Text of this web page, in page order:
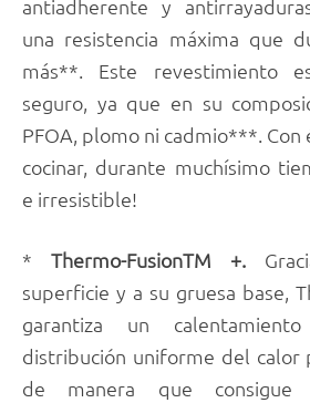
antiadherente y
una resistencia máxima que
más**. Este revestimiento
seguro, ya que en su
PFOA, plomo ni cadmio***. Con
cocinar, durante muchísimo
e irresistible!
* Thermo-FusionTM +.
superficie y a su gruesa base,
garantiza un
distribución uniforme del calor
de manera que consigue